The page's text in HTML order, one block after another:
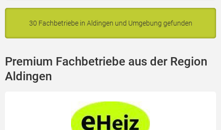
30 Fachbetriebe in Aldingen und Umgebung gefunden
Premium Fachbetriebe aus der Region
Aldingen